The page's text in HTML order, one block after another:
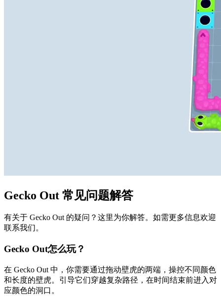
Gecko Out 常见问题解答
有关于 Gecko Out 的疑问？这里为你解答。如需更多信息欢迎
联系我们。
Gecko Out怎么玩？
在 Gecko Out 中，你需要通过拖动壁虎的两端，操控不同颜色
和长度的壁虎。引导它们穿越复杂路径，在时间结束前进入对
应颜色的洞口。